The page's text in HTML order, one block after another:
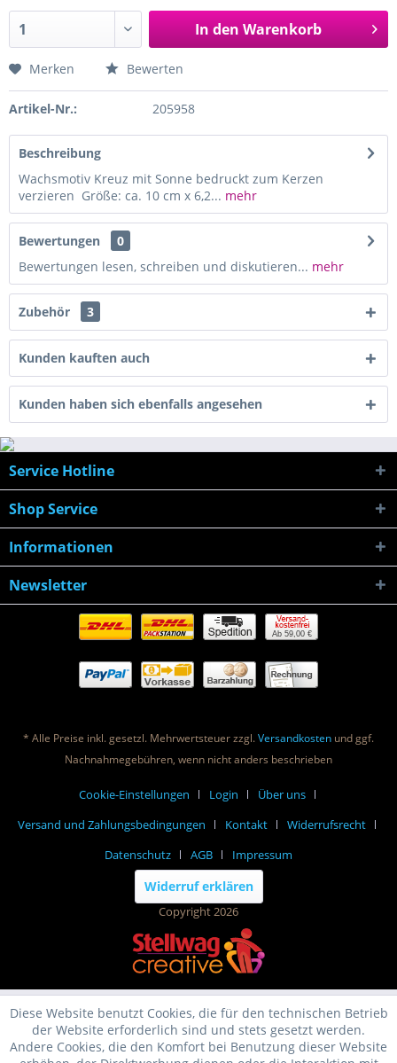
In den Warenkorb
Merken Bewerten
Artikel-Nr.: 205958
Beschreibung
Wachsmotiv Kreuz mit Sonne bedruckt zum Kerzen
verzieren Größe: ca. 10 cm x 6,2... mehr
Bewertungen
0
Bewertungen lesen, schreiben und diskutieren... mehr
Zubehör 3
Kunden kauften auch
Kunden haben sich ebenfalls angesehen
Service Hotline
Shop Service
Informationen
Newsletter
Ab 59,00 €
* Alle Preise inkl. gesetzl. Mehrwertsteuer zzgl.Versandkosten und ggf.
Nachnahmegebühren, wenn nicht anders beschrieben
Cookie-Einstellungen Login
Über uns
Versand und Zahlungsbedingungen
Kontakt
Widerrufsrecht
Datenschutz
AGB Impressum
Widerruf erklären
Copyright 2026
Diese Website benutzt Cookies, die für den technischen Betrieb
der Website erforderlich sind und stets gesetzt werden.
Andere Cookies, die den Komfort bei Benutzung dieser Website